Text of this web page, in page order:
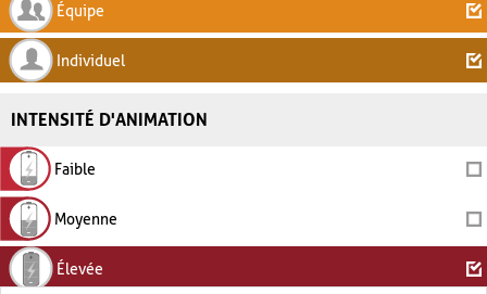
Équipe
Individuel
INTENSITÉ D'ANIMATION
Faible
Moyenne
Élevée